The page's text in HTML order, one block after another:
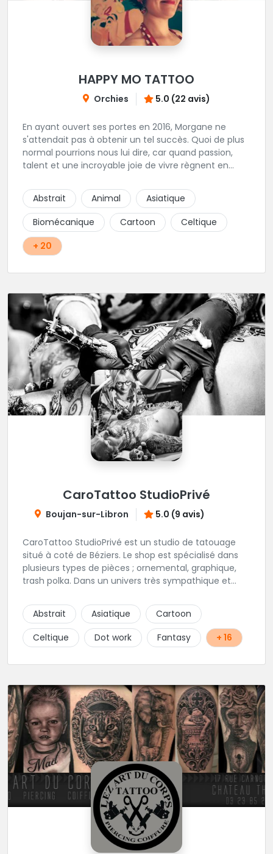
HAPPY MO TATTOO
Orchies 5.0 (22 avis)
En ayant ouvert ses portes en 2016, Morgane ne
s'attendait pas à obtenir un tel succès. Quoi de plus
normal pourrions nous lui dire, car quand passion,
talent et une incroyable joie de vivre règnent en
personnes pointer le bout de leurs nez. Si le tatouage
n'est pas l'unique corde qu'elle possède à son arc,
c'est assurément une de ses spécialités! Oldschool,
Dotwork, et autres Ornementaux, ce shop vous
propose des tatouages aux motifs originaux et au
traits assurés conçus spécialement pour vous, que
obligatoire dans ce shop privé. Une très belle adresse
où l'on sait accueillir, hygiène impeccable, que
demander de plus?
Abstrait Animal
Asiatique
Biomécanique
Cartoon
Celtique
+ 20
CaroTattoo StudioPrivé
Boujan-sur-Libron 5.0 (9 avis)
CaroTattoo StudioPrivé est un studio de tatouage
situé à coté de Béziers. Le shop est spécialisé dans
plusieurs types de pièces ; ornemental, graphique,
trash polka. Dans un univers très sympathique et
tatouage. N'hésitez pas, contactez-les et vous n'en
serez que ravi !!
Abstrait Asiatique
Cartoon
Celtique
Dot work Fantasy + 16